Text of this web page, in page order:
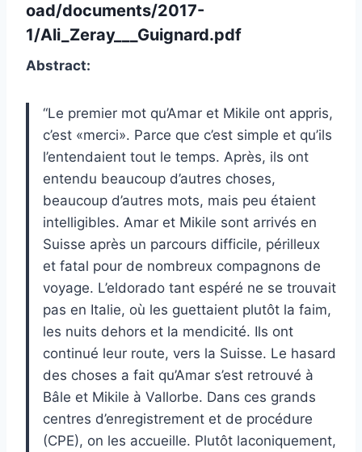
oad/documents/2017-
1/Ali_Zeray___Guignard.pdf
Abstract:
“Le premier mot qu’Amar et Mikile ont appris,
c’est «merci». Parce que c’est simple et qu’ils
l’entendaient tout le temps. Après, ils ont
entendu beaucoup d’autres choses,
beaucoup d’autres mots, mais peu étaient
intelligibles. Amar et Mikile sont arrivés en
Suisse après un parcours difficile, périlleux
et fatal pour de nombreux compagnons de
voyage. L’eldorado tant espéré ne se trouvait
pas en Italie, où les guettaient plutôt la faim,
les nuits dehors et la mendicité. Ils ont
continué leur route, vers la Suisse. Le hasard
des choses a fait qu’Amar s’est retrouvé à
Bâle et Mikile à Vallorbe. Dans ces grands
centres d’enregistrement et de procédure
(CPE), on les accueille. Plutôt laconiquement,